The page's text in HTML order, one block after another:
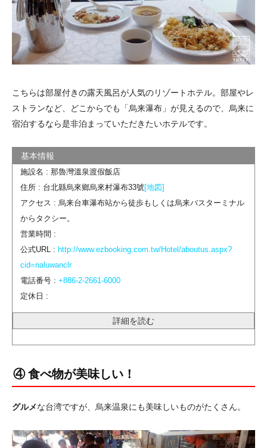
こちらは部屋付きの露天風呂が人気のリゾートホテル。部屋やレ
ストランなど、どこからでも「烏来瀑布」が見えるので、烏来に
宿泊するなら是非泊まっていただきたいホテルです。
施設名 : 那魯灣溫泉渡假飯店
住所 : 台北縣烏來鄉烏來村瀑布33號[地図]
アクセス : 烏来台車瀑布站から徒歩もしくは烏来バスターミナル
からタクシー。
営業時間 :
公式URL : http://www.ezbooking.com.tw/Hotel/aboutus.aspx?
cid=naluwanclr
電話番号 : +886-2-2661-6000
定休日 :
詳細を読む
④ 食べ物が美味しい！
グルメな台湾ですが、烏来温泉にも美味しいものがたくさん。